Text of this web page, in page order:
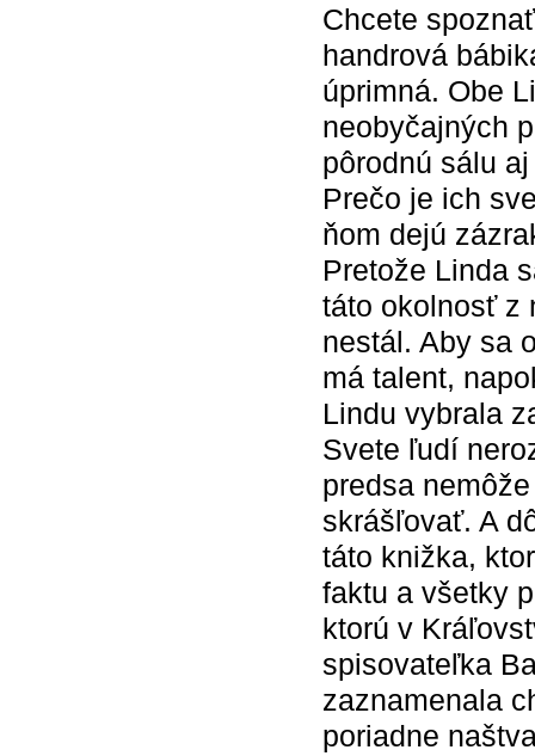
Chcete
handrová
úprimná. Obe
neobyčajných
pôrodnú sálu
Prečo je ich
ňom dejú
Pretože Linda
táto okolnosť z
nestál. Aby sa
má talent,
Lindu vybrala
Svete ľudí
predsa
skrášľovať. A
táto knižka,
faktu a všetky
ktorú v
spisovateľka
zaznamenala
poriadne